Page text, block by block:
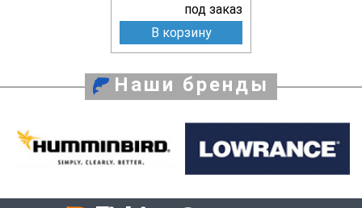
под заказ
В корзину
Наши бренды